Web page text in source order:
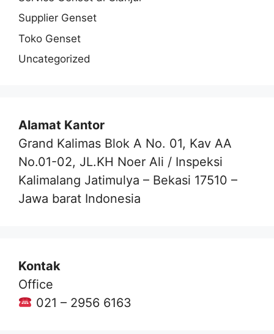
Supplier Genset
Toko Genset
Uncategorized
Alamat Kantor
Grand Kalimas Blok A No. 01, Kav AA
No.01-02, JL.KH Noer Ali / Inspeksi
Kalimalang Jatimulya – Bekasi 17510 –
Jawa barat Indonesia
Kontak
Office
021 – 2956 6163